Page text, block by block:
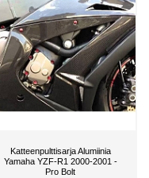
Katteenpulttisarja Alumiinia
Yamaha YZF-R1 2000-2001 -
Pro Bolt